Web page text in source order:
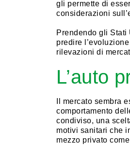
gli permette di
considerazioni
Prendendo gli
predire
rilevazioni di
L’auto
Il mercato sembra
comportamento
condiviso, una
motivi sanitari che
mezzo privato